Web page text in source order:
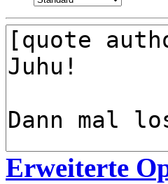
Erweiterte